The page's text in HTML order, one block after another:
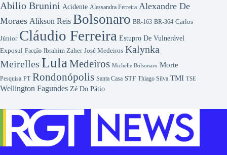
Abilio Brunini Acidente Alessandra Ferreira Alexandre De
Moraes Alikson Reis Bolsonaro BR-163 BR-364 Carlos
Júnior Cláudio Ferreira Estupro De Vulnerável
Exposul Facção Ibrahim Zaher José Medeiros Kalynka
Meirelles LulaMedeiros Michelle Bolsonaro Morte
Pesquisa PT Rondonópolis Santa Casa STF Thiago Silva TMI TSE
Wellington Fagundes Zé Do Pátio